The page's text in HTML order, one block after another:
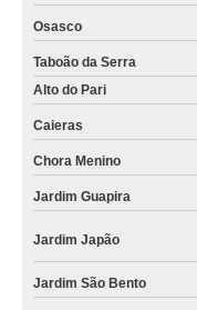
Osasco
Taboão da Serra
Alto do Pari
Caieras
Chora Menino
Jardim Guapira
Jardim Japão
Jardim São Bento